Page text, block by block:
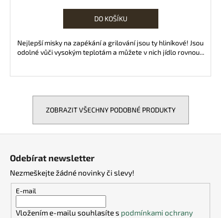
DO KOŠÍKU
Nejlepší misky na zapékání a grilování jsou ty hliníkové! Jsou
odolné vůči vysokým teplotám a můžete v nich jídlo rovnou...
ZOBRAZIT VŠECHNY PODOBNÉ PRODUKTY
Odebírat newsletter
Nezmeškejte žádné novinky či slevy!
E-mail
Vložením e-mailu souhlasíte s podmínkami ochrany